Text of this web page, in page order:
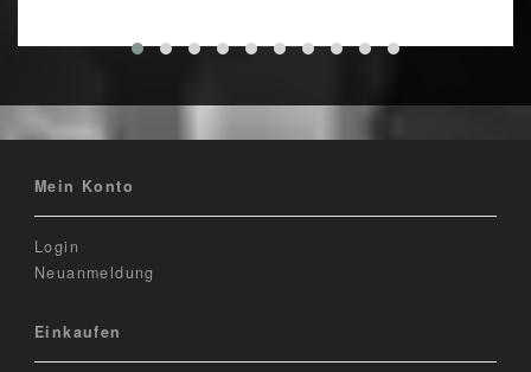
Mein Konto
Login
Neuanmeldung
Einkaufen